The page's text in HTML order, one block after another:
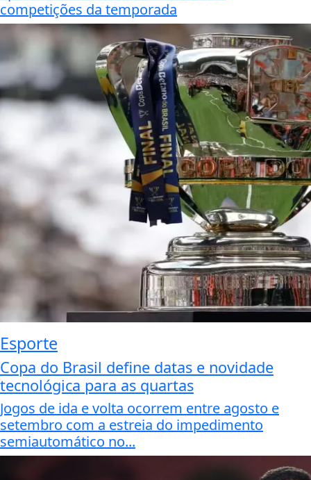
competições da temporada
Esporte
Copa do Brasil define datas e novidade
tecnológica para as quartas
Jogos de ida e volta ocorrem entre agosto e
setembro com a estreia do impedimento
semiautomático no...